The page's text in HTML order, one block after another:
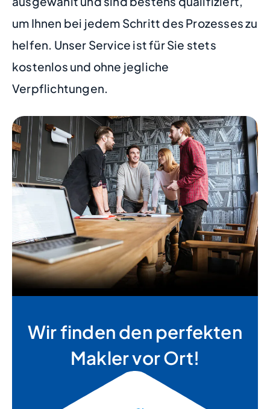
um Ihnen bei jedem Schritt des Prozesses zu
helfen. Unser Service ist für Sie stets
kostenlos und ohne jegliche
Verpflichtungen.
Wir finden den perfekten
Makler vor Ort!